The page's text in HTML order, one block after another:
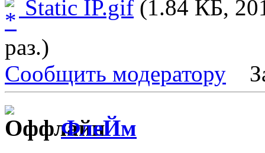
Static IP.gif (1.84 КБ,
раз.)
Сообщить модератору
ФлеЙм